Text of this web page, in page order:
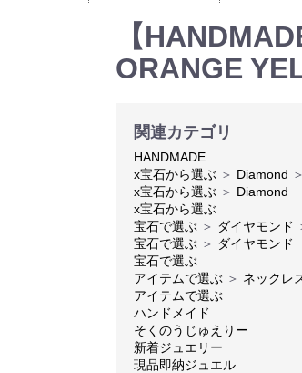
【
ORANGE
関連カテゴリ
HANDMADE
x宝石から選ぶ ＞ Diamond ＞
x宝石から選ぶ ＞ Diamond
x宝石から選ぶ
宝石で選ぶ ＞ ダイヤモンド
宝石で選ぶ ＞ ダイヤモンド
宝石で選ぶ
アイテムで選ぶ ＞ ネックレ
アイテムで選ぶ
ハンドメイド
そくのうじゅえりー
新着ジュエリー
現品即納ジュエル